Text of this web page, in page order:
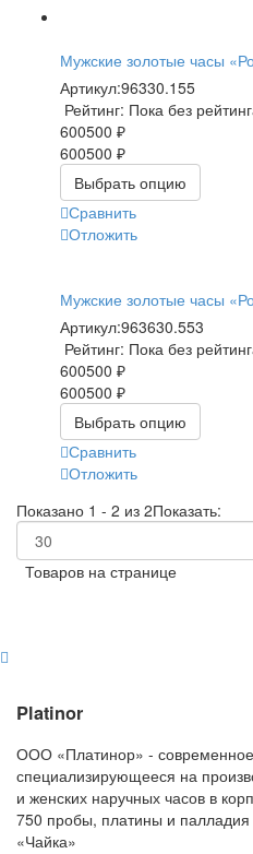
Мужские золотые часы
Артикул:96330.155
Рейтинг: Пока без
600500 ₽
600500 ₽
Выбрать опцию
Сравнить
Отложить
Мужские золотые часы
Артикул:963630.553
Рейтинг: Пока без
600500 ₽
600500 ₽
Выбрать опцию
Сравнить
Отложить
Показано 1 - 2 из 2Показать:
Товаров на странице
Platinor
ООО «Платинор» - современное
специализирующееся на
и женских наручных часов в
750 пробы, платины и
«Чайка»